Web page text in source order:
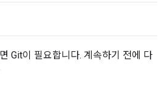
Git이 필요합니다. 계속하기 전에 다